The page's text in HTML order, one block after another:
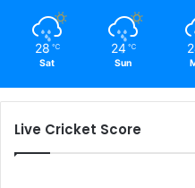
28 ℃
Sat
24 ℃
Sun
Live Cricket Score